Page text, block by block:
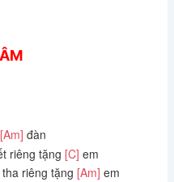
[Am] đàn
riêng tặng [C] em
riêng tặng [Am] em